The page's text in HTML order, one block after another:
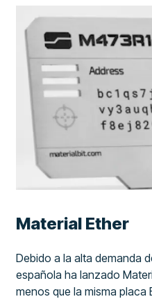
Material Ether
Debido a la alta demanda
española ha lanzado
menos que la misma placa